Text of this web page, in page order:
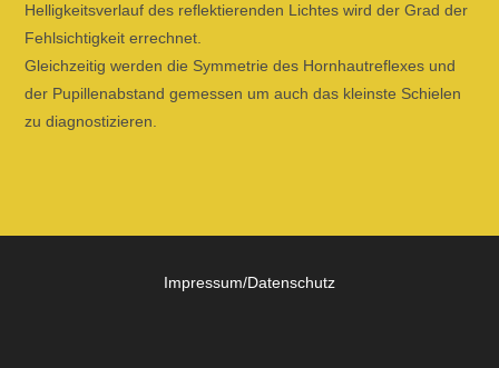
Helligkeitsverlauf des reflektierenden Lichtes wird der Grad der
Fehlsichtigkeit errechnet.
Gleichzeitig werden die Symmetrie des Hornhautreflexes und
der Pupillenabstand gemessen um auch das kleinste Schielen
zu diagnostizieren.
Impressum/Datenschutz